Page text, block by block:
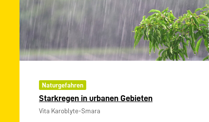
Naturgefahren
Starkregen in urbanen Gebieten
Vita Karoblyte-Smara